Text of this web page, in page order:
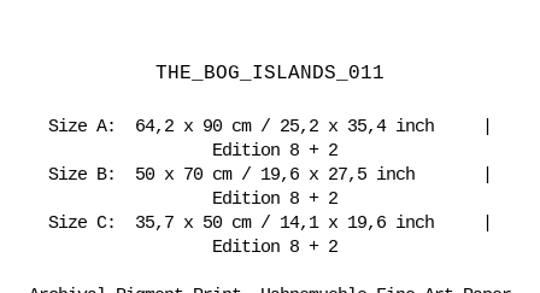
THE_BOG_ISLANDS_011
Size A: 64,2 x 90 cm / 25,2 x 35,4 inch |
Edition 8 + 2
Size B: 50 x 70 cm / 19,6 x 27,5 inch |
Edition 8 + 2
Size C: 35,7 x 50 cm / 14,1 x 19,6 inch |
Edition 8 + 2